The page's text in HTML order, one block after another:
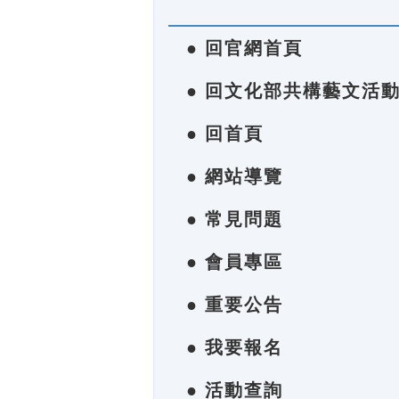
● 回官網首頁
● 回文化部共構藝文活
● 回首頁
● 網站導覽
● 常見問題
● 會員專區
● 重要公告
● 我要報名
● 活動查詢